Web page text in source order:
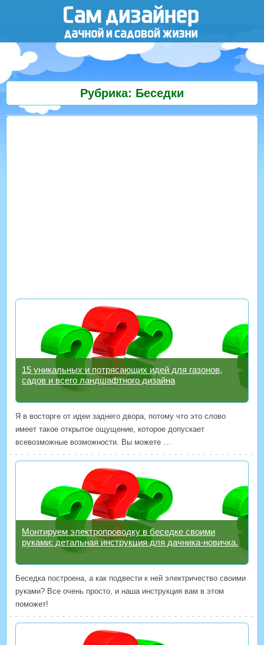
Рубрика: Беседки
15 уникальных и потрясающих идей для газонов,
садов и всего ландшафтного дизайна
Я в восторге от идеи заднего двора, потому что это слово
имеет такое открытое ощущение, которое допускает
всевозможные возможности. Вы можете …
Монтируем электропроводку в беседке своими
руками: детальная инструкция для дачника-новичка.
Беседка построена, а как подвести к ней электричество своими
руками? Все очень просто, и наша инструкция вам в этом
поможет!